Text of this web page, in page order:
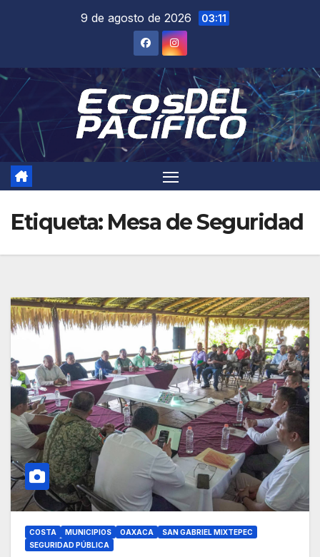
9 de agosto de 2026 03:11
Etiqueta: Mesa de Seguridad
COSTA MUNICIPIOS OAXACA
SAN GABRIEL MIXTEPEC
SEGURIDAD PÚBLICA